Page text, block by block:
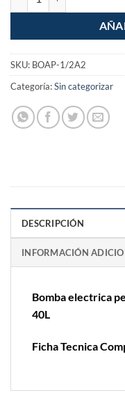
SKU: BOAP-1/2A2
Categoría:Sin categorizar
DESCRIPCIÓN
INFORMACIÓN
Bomba electrica
40L
Ficha Tecnica